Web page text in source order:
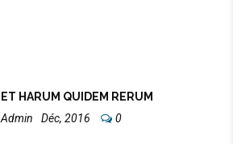
ET HARUM QUIDEM RERUM
Admin
Déc, 2016 0